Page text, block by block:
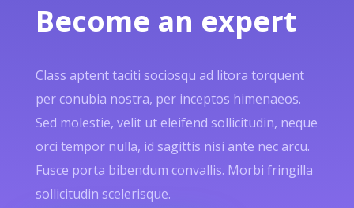
Become an expert
Class aptent taciti sociosqu ad litora torquent
per conubia nostra, per inceptos himenaeos.
Sed molestie, velit ut eleifend sollicitudin, neque
orci tempor nulla, id sagittis nisi ante nec arcu.
Fusce porta bibendum convallis. Morbi fringilla
sollicitudin scelerisque.